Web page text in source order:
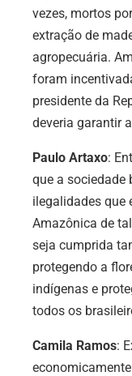
vezes, mortos
extração de
agropecuária.
foram
presidente da
deveria garantir
Paulo Artaxo:
que a sociedade
ilegalidades que
Amazônica de
seja cumprida
protegendo a
indígenas e
todos os
Camila Ramos: